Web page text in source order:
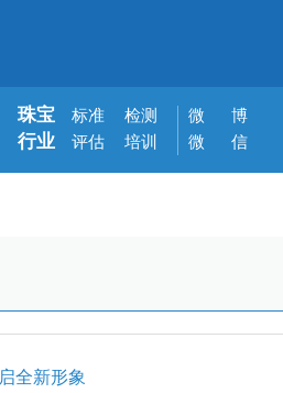
珠宝
行业
标准
评估
检测
培训
微 博
微 信
全新形象